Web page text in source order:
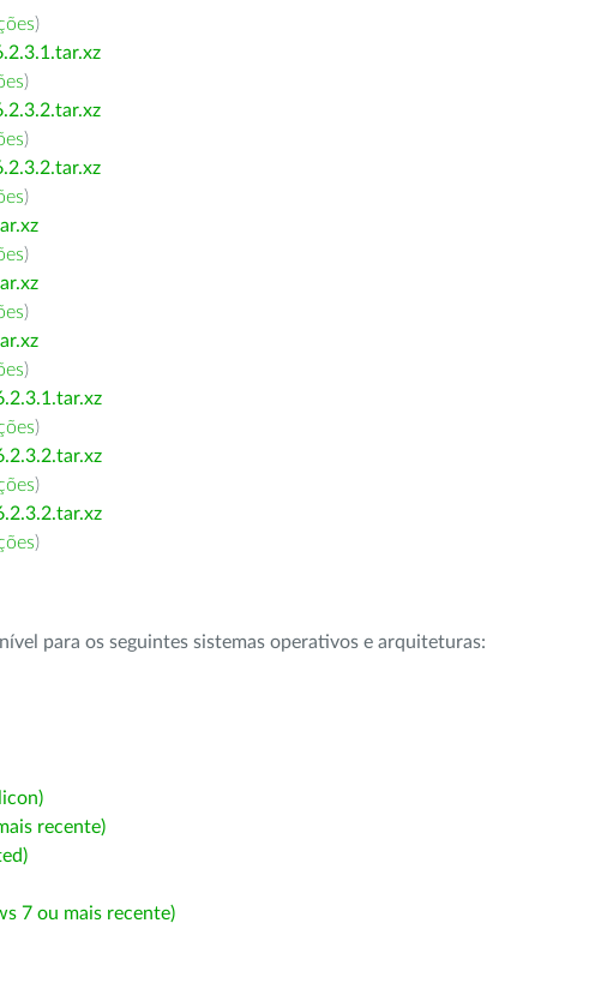
)
)
)
)
)
)
)
)
)
)
para os seguintes sistemas operativos e arquiteturas:
recente)
7 ou mais recente)